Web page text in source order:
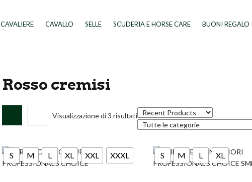
CAVALIERE CAVALLO SELLE SCUDERIA E HORSE CARE BUONI REGALO
Rosso cremisi
Visualizzazione di 3 risultati
S M L XL XXL XXXL S M L XL